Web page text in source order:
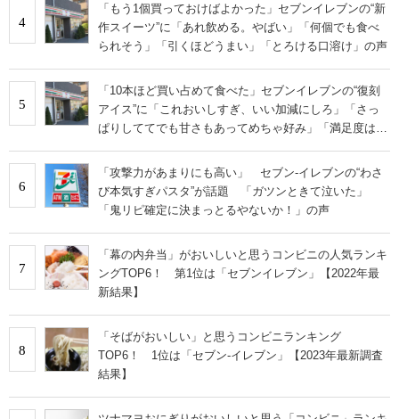
4
「もう1個買っておけばよかった」セブンイレブンの“新
作スイーツ”に「あれ飲める。やばい」「何個でも食べ
られそう」「引くほどうまい」「とろける口溶け」の声
5
「10本ほど買い占めて食べた」セブンイレブンの“復刻
アイス”に「これおいしすぎ、いい加減にしろ」「さっ
ぱりしててでも甘さもあってめちゃ好み」「満足度は個
6
「攻撃力があまりにも高い」 セブン-イレブンの“わさ
び本気すぎパスタ”が話題 「ガツンときて泣いた」
「鬼リピ確定に決まっとるやないか！」の声
7
「幕の内弁当」がおいしいと思うコンビニの人気ランキ
ングTOP6！ 第1位は「セブンイレブン」【2022年最
新結果】
8
「そばがおいしい」と思うコンビニランキング
TOP6！ 1位は「セブン-イレブン」【2023年最新調査
結果】